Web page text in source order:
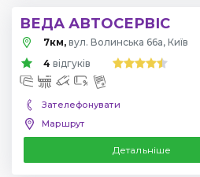
ВЕДА АВТОСЕРВІС
7км, вул. Волинська 66а, Київ
4 відгуків
Зателефонувати
Маршрут
Детальніше